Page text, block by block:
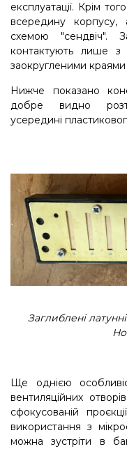
експлуатації. Крім
всередину корпусу,
схемою "сендвіч".
контактують лише
заокругленими
Нижче показано
добре видно
усередині
Заглиблені
Ще однією
вентиляційних
сфокусованій
використання з
можна зустріти в